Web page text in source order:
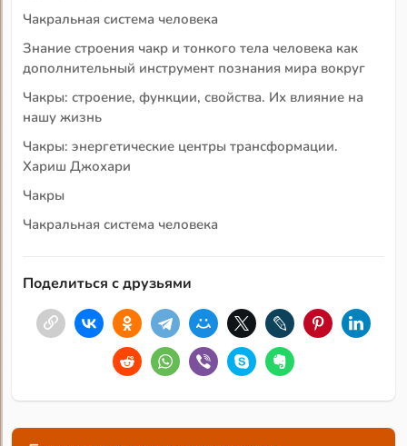
Чакральная система человека
Знание строения чакр и тонкого тела человека как
дополнительный инструмент познания мира вокруг
Чакры: строение, функции, свойства. Их влияние на
нашу жизнь
Чакры: энергетические центры трансформации.
Хариш Джохари
Чакры
Чакральная система человека
Поделиться с друзьями